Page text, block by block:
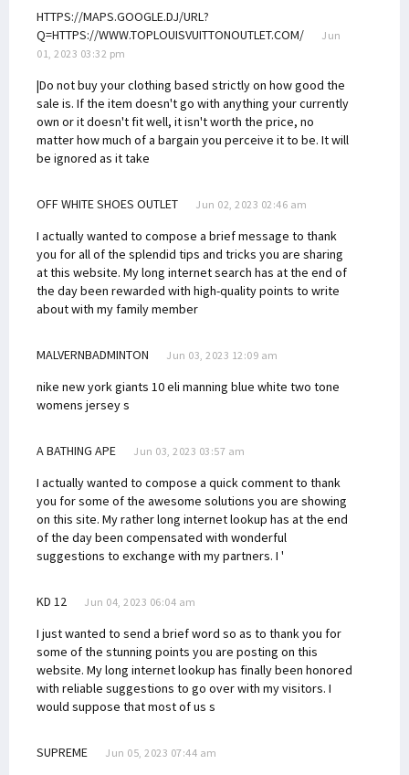
HTTPS://MAPS.GOOGLE.DJ/URL?
Q=HTTPS://WWW.TOPLOUISVUITTONOUTLET.COM/
Jun
01, 2023 03:32 pm
|Do not buy your clothing based strictly on how good the
sale is. If the item doesn't go with anything your currently
own or it doesn't fit well, it isn't worth the price, no
matter how much of a bargain you perceive it to be. It will
be ignored as it take
OFF WHITE SHOES OUTLET Jun 02, 2023 02:46 am
I actually wanted to compose a brief message to thank
you for all of the splendid tips and tricks you are sharing
at this website. My long internet search has at the end of
the day been rewarded with high-quality points to write
about with my family member
MALVERNBADMINTON Jun 03, 2023 12:09 am
nike new york giants 10 eli manning blue white two tone
womens jerseys
A BATHING APE Jun 03, 2023 03:57 am
I actually wanted to compose a quick comment to thank
you for some of the awesome solutions you are showing
on this site. My rather long internet lookup has at the end
of the day been compensated with wonderful
suggestions to exchange with my partners. I '
KD 12 Jun 04, 2023 06:04 am
I just wanted to send a brief word so as to thank you for
some of the stunning points you are posting on this
website. My long internet lookup has finally been honored
with reliable suggestions to go over with my visitors. I
would suppose that most of us s
SUPREME Jun 05, 2023 07:44 am